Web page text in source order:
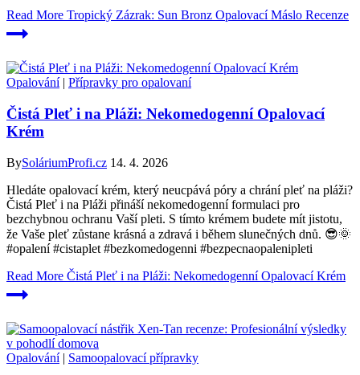
Read More Tropický Zázrak: Sun Bronz Opalovací Máslo Recenze
Opalování| Přípravky pro opalovaní
Čistá Pleť i na Pláži: Nekomedogenní Opalovací
Krém
BySoláriumProfi.cz 14. 4. 2026
Hledáte opalovací krém, který neucpává póry a chrání pleť na pláži?
Čistá Pleť i na Pláži přináší nekomedogenní formulaci pro
bezchybnou ochranu Vaší pleti. S tímto krémem budete mít jistotu,
že Vaše pleť zůstane krásná a zdravá i během slunečných dnů. 😎🌞
#opalení #cistaplet #bezkomedogenni #bezpecnaopalenipleti
Read More Čistá Pleť i na Pláži: Nekomedogenní Opalovací Krém
Opalování| Samoopalovací přípravky